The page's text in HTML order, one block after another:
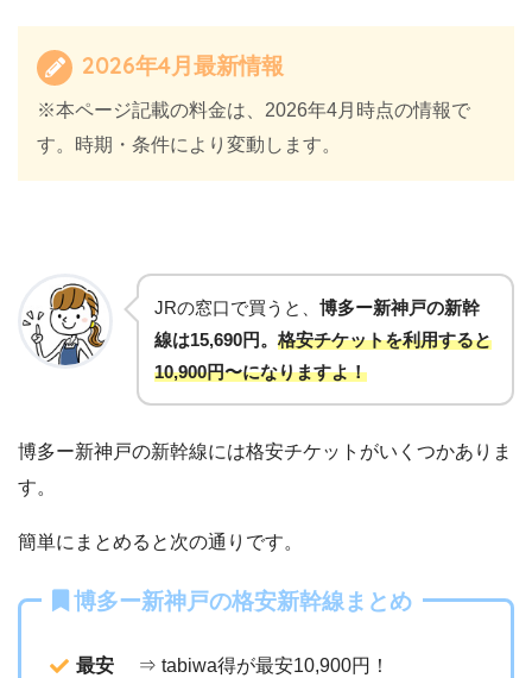
2026年4月最新情報
※本ページ記載の料金は、2026年4月時点の情報で
す。時期・条件により変動します。
JRの窓口で買うと、 博多ー新神戸の新幹
線は15,690円。 格安チケットを利用すると
10,900円〜になりますよ！
博多ー新神戸の新幹線には格安チケットがいくつかありま
す。
簡単にまとめると次の通りです。
博多ー新神戸の格安新幹線まとめ
最安 ⇒ tabiwa得が最安10,900円！